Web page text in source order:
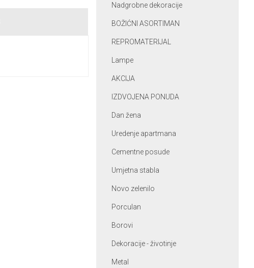
Nadgrobne dekoracije
BOŽIĆNI ASORTIMAN
REPROMATERIJAL
Lampe
AKCIJA
IZDVOJENA PONUDA
Dan žena
Uredenje apartmana
Cementne posude
Umjetna stabla
Novo zelenilo
Porculan
Borovi
Dekoracije - životinje
Metal